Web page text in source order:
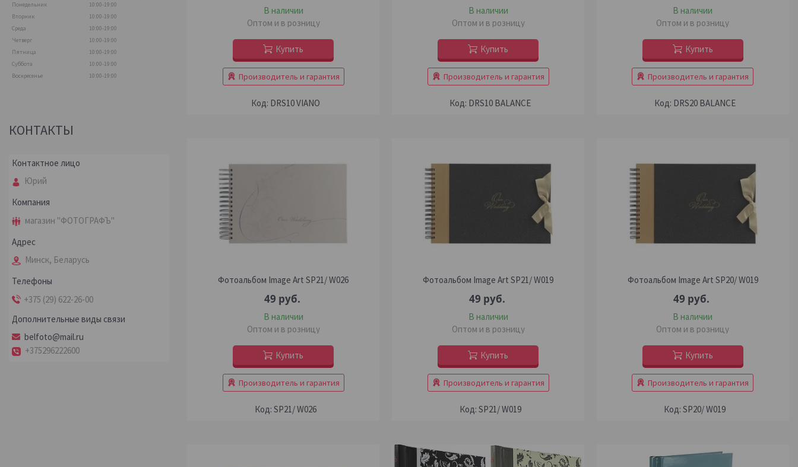
В наличии
Оптом и в розницу
Купить
Производитель и гарантия
DRS10 VIANO
В наличии
Оптом и в розницу
Купить
Производитель и гарантия
DRS10 BALANCE
В наличии
Оптом и в розницу
Купить
Производитель и гарантия
DRS20 BALANCE
Фотоальбом Image Art SP21/ W026
49 руб.
В наличии
Оптом и в розницу
Купить
Производитель и гарантия
SP21/ W026
Фотоальбом Image Art SP21/ W019
49 руб.
В наличии
Оптом и в розницу
Купить
Производитель и гарантия
SP21/ W019
Фотоальбом Image Art SP20/ W019
49 руб.
В наличии
Оптом и в розницу
Купить
Производитель и гарантия
SP20/ W019
Понедельник
10:00-19:00
Вторник
10:00-19:00
Среда
10:00-19:00
Четверг
10:00-19:00
Пятница
10:00-19:00
Суббота
10:00-19:00
Воскресенье
10:00-19:00
КОНТАКТЫ
Юрий
магазин "ФОТОГРАФЪ"
Минск, Беларусь
+375 (29) 622-26-00
belfoto@mail.ru
+375296222600